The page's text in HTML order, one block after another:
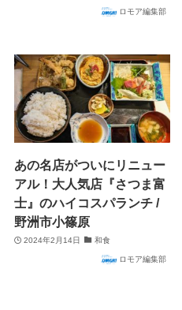
ロモア編集部
あの名店がついにリニュー
アル！大人気店『さつま富
士』のハイコスパランチ /
野洲市小篠原
2024年2月14日 和食
ロモア編集部